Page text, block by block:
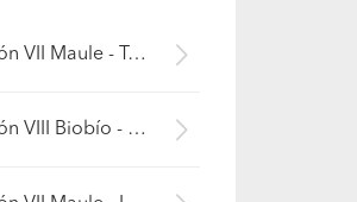
Mudanzas (Región VII Maule - Talca)
Mudanzas (Región VIII Biobío - Ñuble)